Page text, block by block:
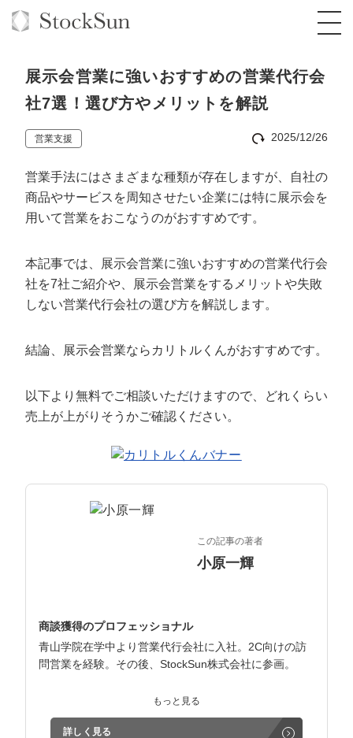
オーダーメイド支援
TOP
コンサルタント一覧
社内コンペ
BPO支援
定額制Webマーケティング代行『マキトルく
定額制営業代行『カリトルくん』
定額制採用代行・RPO『トルトルくん』
ん』
定額LINE運用代行『LINEマキトルくん』
オリジナルサービス
拡散付1日密着動画制作『まるごと社長』
定額制LP制作・改善『最強LP』
採用YouTubeチャンネル構築『トリトル』
お役立ち資料
オンラインサロン
道場TOP
エンジニア
広告運用
YouTubeディレクター
年収エージェント
会社概要・役員紹介
ミッション・ビジョン・バリュー
代表メッセージ（岩野圭佑）
インターン
正社員
展示会営業に強いおすすめの営業代行会
社7選！選び方やメリットを解説
営業支援 2025/12/26
営業手法にはさまざまな種類が存在しますが、自社の
商品やサービスを周知させたい企業には特に展示会を
用いて営業をおこなうのがおすすめです。
本記事では、展示会営業に強いおすすめの営業代行会
社を7社ご紹介や、展示会営業をするメリットや失敗
しない営業代行会社の選び方を解説します。
結論、展示会営業ならカリトルくんがおすすめです。
以下より無料でご相談いただけますので、どれくらい
売上が上がりそうかご確認ください。
この記事の著者
小原一輝
商談獲得のプロフェッショナル
青山学院在学中より営業代行会社に入社。2C向けの訪
問営業を経験。その後、StockSun株式会社に参画。
インサイドセールス立ち上げ、テレアポ部隊立ち上げな
ど営業支援を担当。
もっと見る
詳しく見る